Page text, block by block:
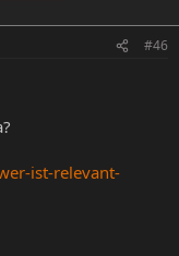
#46
ist-relevant-